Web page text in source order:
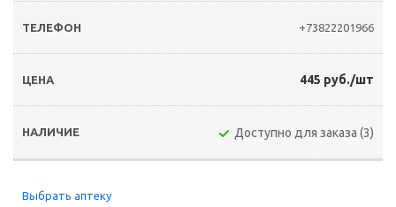
+73822201966
445 руб./шт
Доступно для заказа (3)
Выбрать аптеку